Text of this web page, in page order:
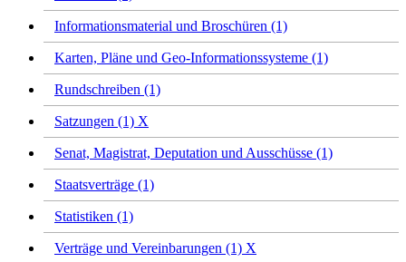
Informationsmaterial und Broschüren (1)
Karten, Pläne und Geo-Informationssysteme (1)
Rundschreiben (1)
Satzungen (1) X
Senat, Magistrat, Deputation und Ausschüsse (1)
Staatsverträge (1)
Statistiken (1)
Verträge und Vereinbarungen (1) X